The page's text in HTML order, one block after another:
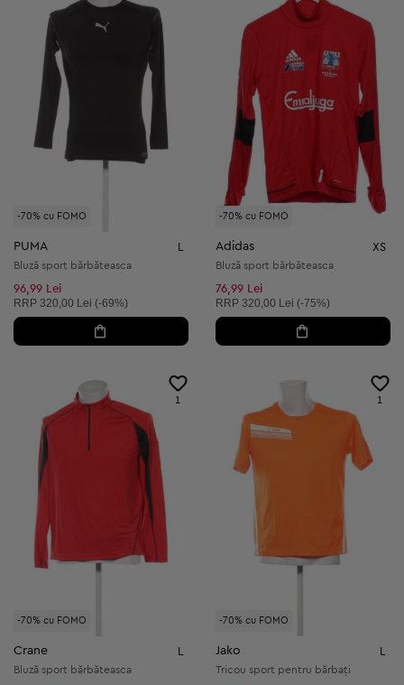
-70% cu FOMO
PUMA L
Bluză sport bărbăteasca
96,99 Lei
Preț recomandat:
RRP 320,00 Lei (-69%)
-70% cu FOMO
Adidas XS
Bluză sport bărbăteasca
76,99 Lei
Preț recomandat:
RRP 320,00 Lei (-75%)
-70% cu FOMO
1
Crane L
Bluză sport bărbăteasca
-70% cu FOMO
1
Jako L
Tricou sport pentru bărbați